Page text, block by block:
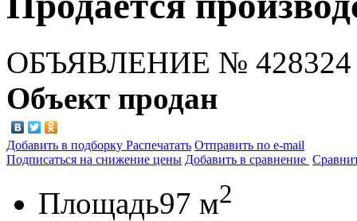
ОБЪЯВЛЕНИЕ № 428324
Объект продан
Добавить в подборку Распечатать Отправить по e-mail
Подписаться на снижение цены Добавить в сравнение
Площадь97 м2